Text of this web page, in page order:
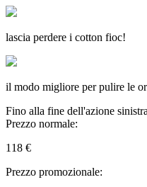
lascia perdere i cotton fioc!
il modo migliore per pulire le
Fino alla fine dell'azione
Prezzo normale:
118 €
Prezzo promozionale: